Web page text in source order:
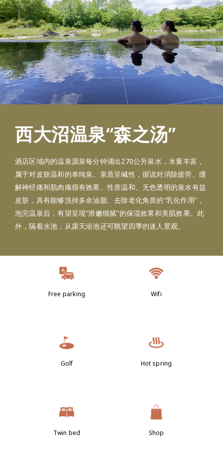
西大沼温泉“森之汤”
酒店区域内的温泉源泉每分钟涌出270公升泉水，水量丰富，
属于对皮肤温和的单纯泉。泉质呈碱性，据说对消除疲劳、缓
解神经痛和肌肉痛很有效果。性质温和、无色透明的泉水有益
皮肤，具有能够洗掉多余油脂、去除老化角质的“乳化作用”，
泡完温泉后，有望呈现“滑嫩细腻”的保湿效果和美肌效果。此
外，隔着水池，从露天浴池还可眺望四季的迷人景观。
Free parking Wifi
Golf Hot spring
Twin bed Shop